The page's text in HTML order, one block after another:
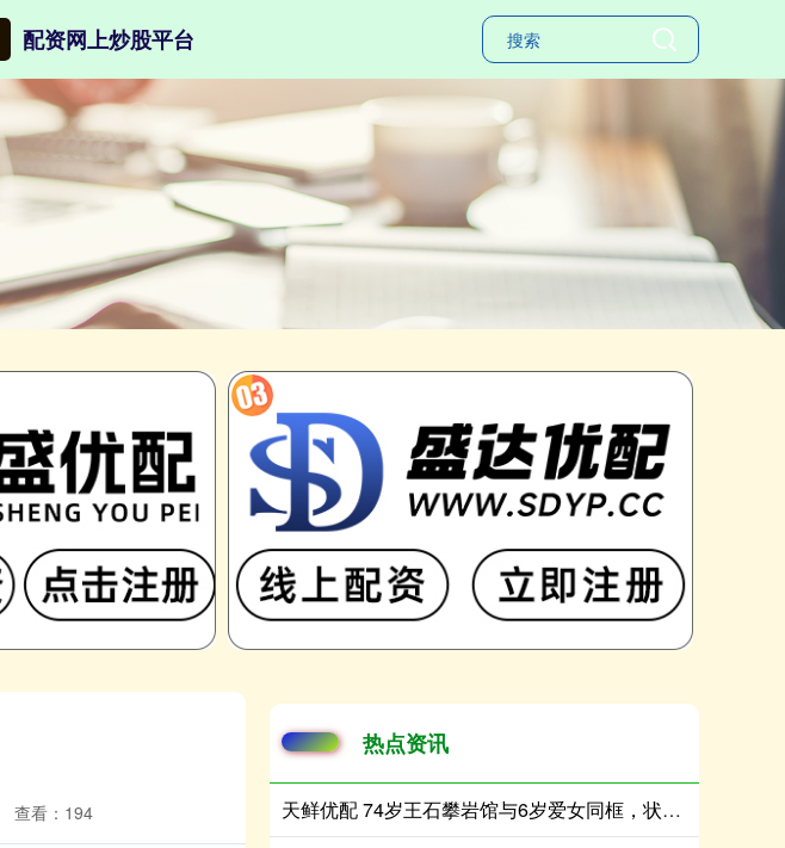
配资网上炒股平台
查看：194
热点资讯
天鲜优配 74岁王石攀岩馆与6岁爱女同框，状态在线，其乐融融